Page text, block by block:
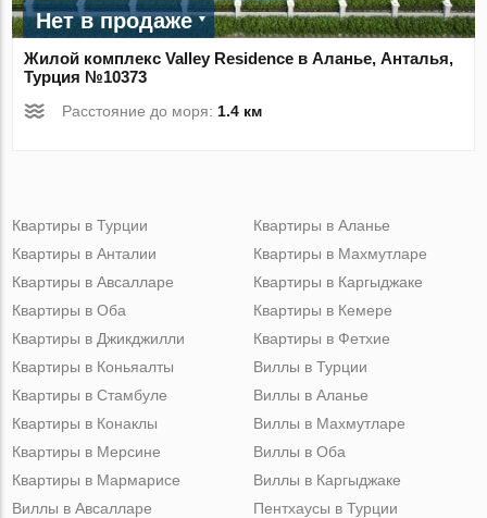
Нет в продаже
Жилой комплекс Valley Residence в Аланье, Анталья,
Турция №10373
Расстояние до моря: 1.4 км
Квартиры в Турции
Квартиры в Анталии
Квартиры в Авсалларе
Квартиры в Оба
Квартиры в Джикджилли
Квартиры в Аланье
Квартиры в Махмутларе
Квартиры в Каргыджаке
Квартиры в Кемере
Квартиры в Фетхие
Квартиры в Коньяалты
Квартиры в Стамбуле
Квартиры в Конаклы
Квартиры в Мерсине
Квартиры в Мармарисе
Виллы в Турции
Виллы в Аланье
Виллы в Махмутларе
Виллы в Оба
Виллы в Каргыджаке
Виллы в Авсалларе
Пентхаусы в Турции